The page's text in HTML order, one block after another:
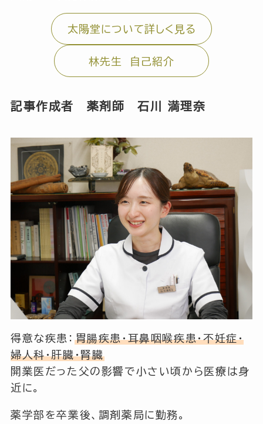
太陽堂について詳しく見る
林先生 自己紹介
記事作成者 薬剤師石川 満理奈
得意な疾患： 胃腸疾患・耳鼻咽喉疾患・不妊症・
婦人科・肝臓・腎臓
開業医だった父の影響で小さい頃から医療は身
近に。
薬学部を卒業後、調剤薬局に勤務。